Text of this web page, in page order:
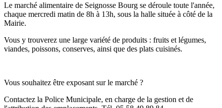
Le marché alimentaire de Seignosse Bourg se déroule toute l'année,
chaque mercredi matin de 8h à 13h, sous la halle située à côté de la
Mairie.
Vous y trouverez une large variété de produits : fruits et légumes,
viandes, poissons, conserves, ainsi que des plats cuisinés.
Vous souhaitez être exposant sur le marché ?
Contactez la Police Municipale, en charge de la gestion et de